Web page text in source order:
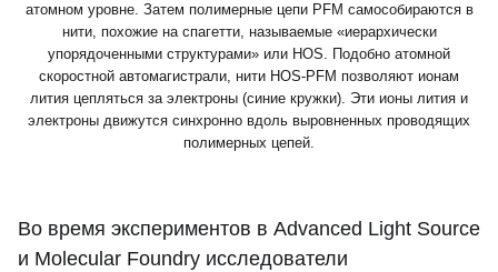
атомном уровне. Затем полимерные цепи PFM самособираются в
нити, похожие на спагетти, называемые «иерархически
упорядоченными структурами» или HOS. Подобно атомной
скоростной автомагистрали, нити HOS-PFM позволяют ионам
лития цепляться за электроны (синие кружки). Эти ионы лития и
электроны движутся синхронно вдоль выровненных проводящих
полимерных цепей.
Во время экспериментов в Advanced Light Source
и Molecular Foundry исследователи